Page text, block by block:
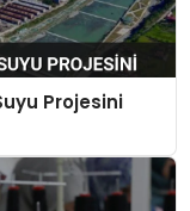
Projesini